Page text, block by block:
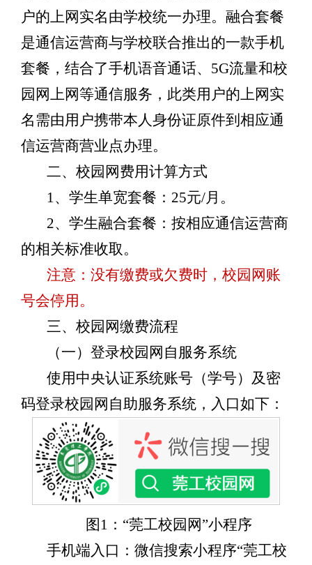
户的上网实名由学校统一办理。融合套餐
是通信运营商与学校联合推出的一款手机
套餐，结合了手机语音通话、5G流量和校
园网上网等通信服务，此类用户的上网实
名需由用户携带本人身份证原件到相应通
信运营商营业点办理。
二、校园网费用计算方式
1、学生单宽套餐：25元/月。
2、学生融合套餐：按相应通信运营商
的相关标准收取。
注意：没有缴费或欠费时，校园网账
号会停用。
三、校园网缴费流程
（一）登录校园网自服务系统
使用中央认证系统账号（学号）及密
码登录校园网自助服务系统，入口如下：
图1：“莞工校园网”小程序
手机端入口：微信搜索小程序“莞工校